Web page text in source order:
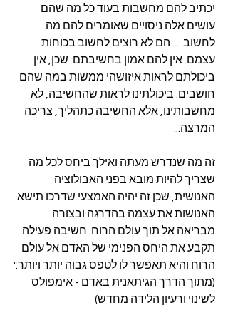
יכתיב להם מחשבות בעוד כל מה שהם
עושים אלה ניסויים שאומרים להם מה
לחשוב .... הם לא רוצים לחשוב בכוחות
עצמם. אין להם אמון בחשיבתם. שכן, אין
ביכולתם לראות איזושהי ממשות במה שהם
חושבים. ביכולתינו לראות שהחשיבה, לא
מחשבותינו, אלא החשיבה כתהליך, צריכה
המרצה...
זה מה שנדרש מעתה ואילך ביחס לכל מה
שצריך להיות מובא בפני האבולוציה
האנושית, שכן זה יהיה האמצעי שדרכו תישא
האנושות את עצמה בהדרגה ובצורה
מבריאה אל תוך עולם הרוח. חשיבה פעילה
תקבע את היחס הפנימי של האדם אל עולם
הרוח והיא תאפשר לו לטפס גבוה יותר ויותר."
(מתוך הדרך הגיתאנית באדם - אימפולס
לשינוי ורעיון הלידה מחדש)